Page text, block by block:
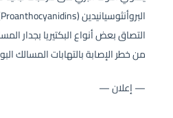
التصاق بعض أنواع البكتيريا بجدار
من خطر الإصابة بالتهابات المسالك
— إعلان —